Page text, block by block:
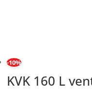
-10%
KVK 160 L